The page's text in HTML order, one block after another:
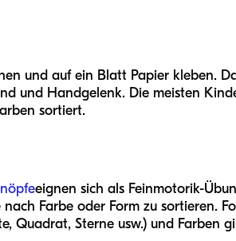
und auf ein Blatt Papier kleben.
und Handgelenk. Die meisten
sortiert.
eignen sich als Feinmotorik-
Farbe oder Form zu sortieren.
Quadrat, Sterne usw.) und Farben